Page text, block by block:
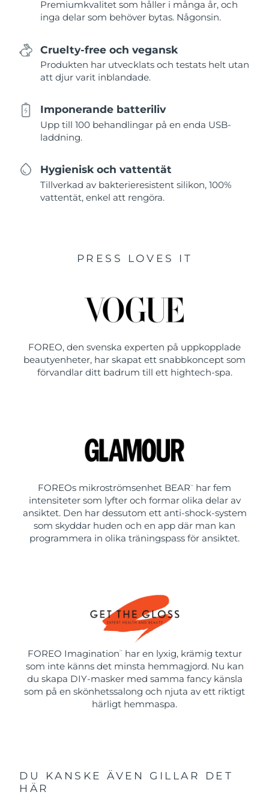
Premiumkvalitet som håller i många år, och
inga delar som behöver bytas. Någonsin.
Cruelty-free och vegansk
Produkten har utvecklats och testats helt utan
att djur varit inblandade.
Imponerande batteriliv
Upp till 100 behandlingar på en enda USB-
laddning.
Hygienisk och vattentät
Tillverkad av bakterieresistent silikon, 100%
vattentät, enkel att rengöra.
PRESS LOVES IT
FOREO, den svenska experten på uppkopplade
beautyenheter, har skapat ett snabbkoncept som
förvandlar ditt badrum till ett hightech-spa.
FOREOs mikroströmsenhet BEAR ™
har fem
intensiteter som lyfter och formar olika delar av
ansiktet. Den har dessutom ett anti-shock-system
som skyddar huden och en app där man kan
programmera in olika träningspass för ansiktet.
FOREO Imagination ™
har en lyxig, krämig textur
som inte känns det minsta hemmagjord. Nu kan
du skapa DIY-masker med samma fancy känsla
som på en skönhetssalong och njuta av ett riktigt
härligt hemmaspa.
DU KANSKE ÄVEN GILLAR DET
HÄR